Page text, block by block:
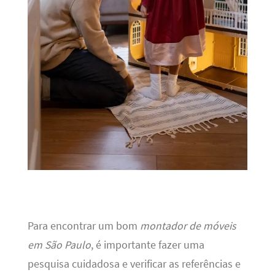
Para encontrar um bom montador de móveis
em São Paulo, é importante fazer uma
pesquisa cuidadosa e verificar as referências e